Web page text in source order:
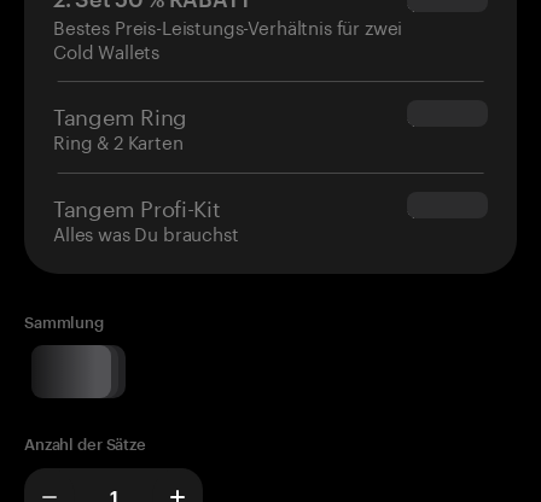
Bestes Preis-Leistungs-Verhältnis für zwei
Cold Wallets
Tangem Ring
Ring & 2 Karten
$160.00
Tangem Profi-Kit
Alles was Du brauchst
$180.00
Sammlung
Anzahl der Sätze